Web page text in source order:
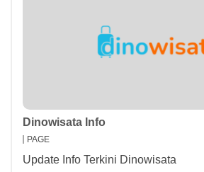
Dinowisata Info
PAGE
Update Info Terkini Dinowisata